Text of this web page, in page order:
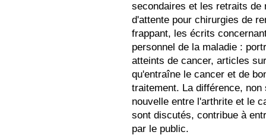
secondaires et les retraits
d'attente pour chirurgies de
frappant, les écrits
personnel de la maladie :
atteints de cancer, articles
qu'entraîne le cancer et de
traitement. La différence,
nouvelle entre l'arthrite et le
sont discutés, contribue à
par le public.